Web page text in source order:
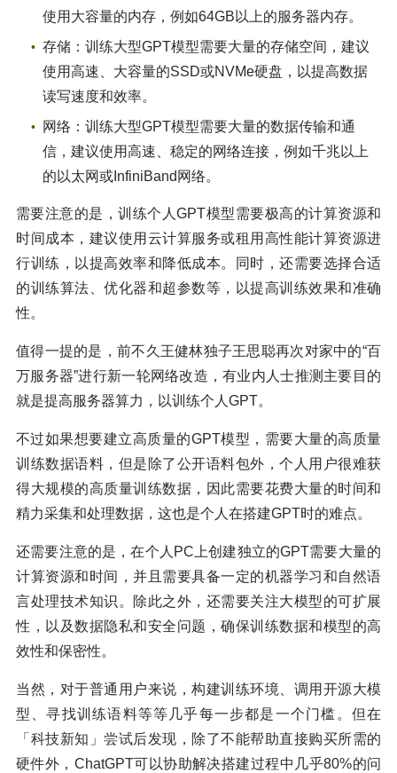
使用大容量的内存，例如64GB以上的服务器内存。
存储：训练大型GPT模型需要大量的存储空间，建议
使用高速、大容量的SSD或NVMe硬盘，以提高数据
读写速度和效率。
网络：训练大型GPT模型需要大量的数据传输和通
信，建议使用高速、稳定的网络连接，例如千兆以上
的以太网或InfiniBand网络。
需要注意的是，训练个人GPT模型需要极高的计算资源和
时间成本，建议使用云计算服务或租用高性能计算资源进
行训练，以提高效率和降低成本。同时，还需要选择合适
的训练算法、优化器和超参数等，以提高训练效果和准确
性。
值得一提的是，前不久王健林独子王思聪再次对家中的“百
万服务器”进行新一轮网络改造，有业内人士推测主要目的
就是提高服务器算力，以训练个人GPT。
不过如果想要建立高质量的GPT模型，需要大量的高质量
训练数据语料，但是除了公开语料包外，个人用户很难获
得大规模的高质量训练数据，因此需要花费大量的时间和
精力采集和处理数据，这也是个人在搭建GPT时的难点。
还需要注意的是，在个人PC上创建独立的GPT需要大量的
计算资源和时间，并且需要具备一定的机器学习和自然语
言处理技术知识。除此之外，还需要关注大模型的可扩展
性，以及数据隐私和安全问题，确保训练数据和模型的高
效性和保密性。
当然，对于普通用户来说，构建训练环境、调用开源大模
型、寻找训练语料等等几乎每一步都是一个门槛。但在
「科技新知」尝试后发现，除了不能帮助直接购买所需的
硬件外，ChatGPT可以协助解决搭建过程中几乎80%的问